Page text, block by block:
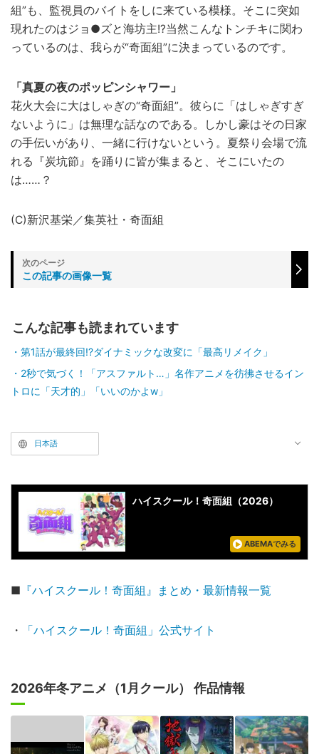
組”も、監視員のバイトをしに来ている模様。そこに突如
現れたのはジョ●ズと海坊主!?当然こんなトンチキに関わ
っているのは、我らが“奇面組”に決まっているのです。
「真夏の夜のポッピンシャワー」
花火大会に大はしゃぎの“奇面組”。彼らに「はしゃぎすぎ
ないように」は無理な話なのである。しかし豪はその日家
の手伝いがあり、一緒に行けないという。夏祭り会場で流
れる『炭坑節』を踊りに皆が集まると、そこにいたの
は……？
(C)新沢基栄／集英社・奇面組
この記事の画像一覧
こんな記事も読まれています
第1話が最終回!?ダイナミックな改変に「最高リメイク」
2秒で気づく！「アスファルト…」名作アニメを彷彿させるイン
トロに「天才的」「いいのかよw」
日本語
ハイスクール！奇面組（2026）
ABEMAでみる
■ 『ハイスクール！奇面組』まとめ・最新情報一覧
・ 「ハイスクール！奇面組」公式サイト
2026年冬アニメ（1月クール） 作品情報